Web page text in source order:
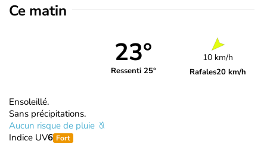
Ce matin
23°
Ressenti 25°
10 km/h
Rafales20 km/h
Ensoleillé.
Sans précipitations.
Aucun risque de pluie
Indice UV6 Fort